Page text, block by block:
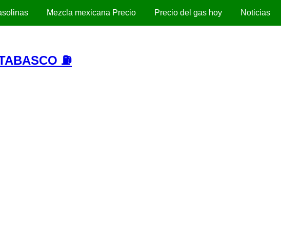
Mezcla mexicana Precio Precio del gas hoy Noticias
⛽